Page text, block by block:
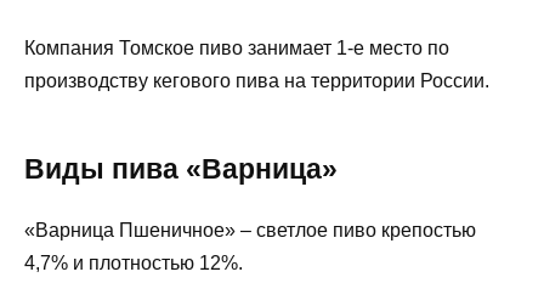
Компания Томское пиво занимает 1-е место по
производству кегового пива на территории России.
Виды пива «Варница»
«Варница Пшеничное» – светлое пиво крепостью
4,7% и плотностью 12%.